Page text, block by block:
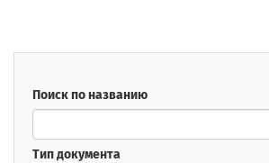
Поиск по названию
Тип документа